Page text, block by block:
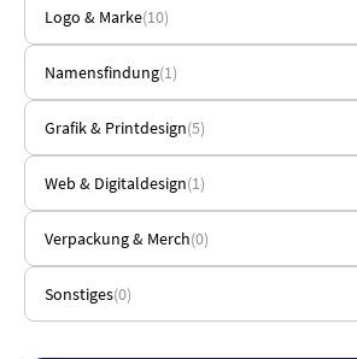
Logo & Marke(10)
Namensfindung(1)
Grafik & Printdesign(5)
Web & Digitaldesign(1)
Verpackung & Merch(0)
Sonstiges(0)